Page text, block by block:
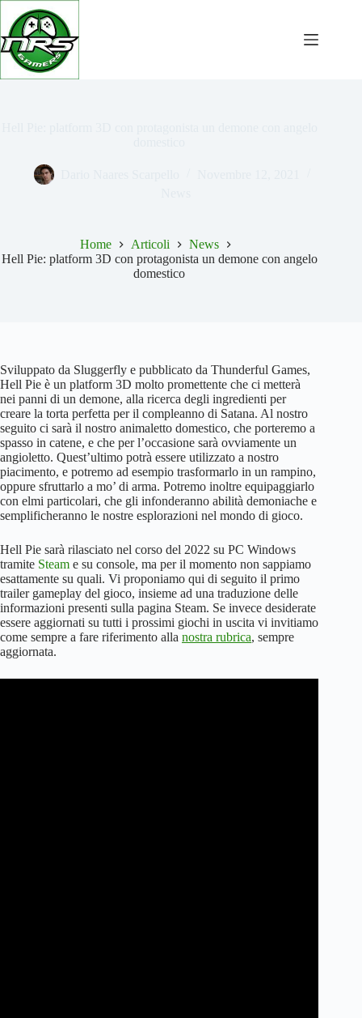
Salta
contenuto
Home Articoli
News
Hell Pie: platform 3D con protagonista un demone con angelo
domestico
Sviluppato da Sluggerfly e pubblicato da Thunderful Games,
Hell Pie è un platform 3D molto promettente che ci metterà
nei panni di un demone, alla ricerca degli ingredienti per
creare la torta perfetta per il compleanno di Satana. Al nostro
seguito ci sarà il nostro animaletto domestico, che porteremo a
spasso in catene, e che per l’occasione sarà ovviamente un
angioletto. Quest’ultimo potrà essere utilizzato a nostro
piacimento, e potremo ad esempio trasformarlo in un rampino,
oppure sfruttarlo a mo’ di arma. Potremo inoltre equipaggiarlo
con elmi particolari, che gli infonderanno abilità demoniache e
semplificheranno le nostre esplorazioni nel mondo di gioco.
Hell Pie sarà rilasciato nel corso del 2022 su PC Windows
tramite Steam e su console, ma per il momento non sappiamo
esattamente su quali. Vi proponiamo qui di seguito il primo
trailer gameplay del gioco, insieme ad una traduzione delle
informazioni presenti sulla pagina Steam. Se invece desiderate
essere aggiornati su tutti i prossimi giochi in uscita vi invitiamo
come sempre a fare riferimento alla nostra rubrica, sempre
aggiornata.